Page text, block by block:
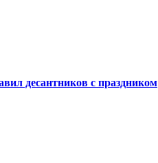
десантников с праздником